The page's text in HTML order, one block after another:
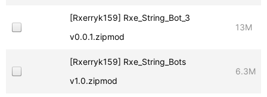
[Rxerryk159] Rxe_String_Bot_3
v0.0.1.zipmod
13M
[Rxerryk159] Rxe_String_Bots
v1.0.zipmod
6.3M